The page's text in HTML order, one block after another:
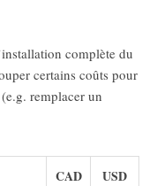
complète du
certains coûts pour
remplacer un
CAD USD